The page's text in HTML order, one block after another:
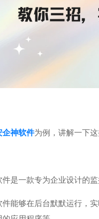
企神软件为例，讲解一下这
件是一款专为企业设计的
件能够在后台默默运行，